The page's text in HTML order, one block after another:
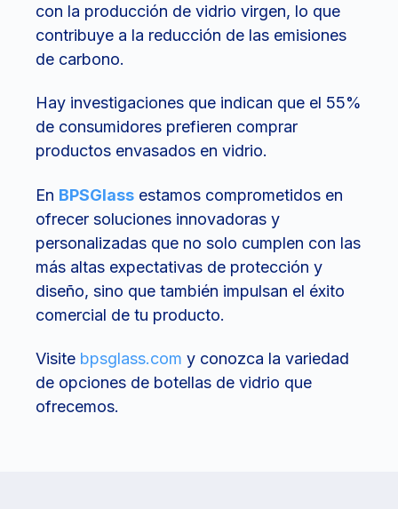
con la producción de vidrio virgen, lo que
contribuye a la reducción de las emisiones
de carbono.
Hay investigaciones que indican que el 55%
de consumidores prefieren comprar
productos envasados en vidrio.
En BPSGlass estamos comprometidos en
ofrecer soluciones innovadoras y
personalizadas que no solo cumplen con las
más altas expectativas de protección y
diseño, sino que también impulsan el éxito
comercial de tu producto.
Visite bpsglass.com y conozca la variedad
de opciones de botellas de vidrio que
ofrecemos.